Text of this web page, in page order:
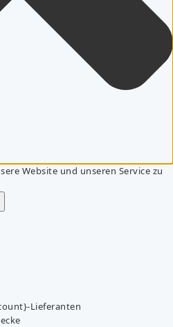
Website und unseren Service zu
Lieferanten